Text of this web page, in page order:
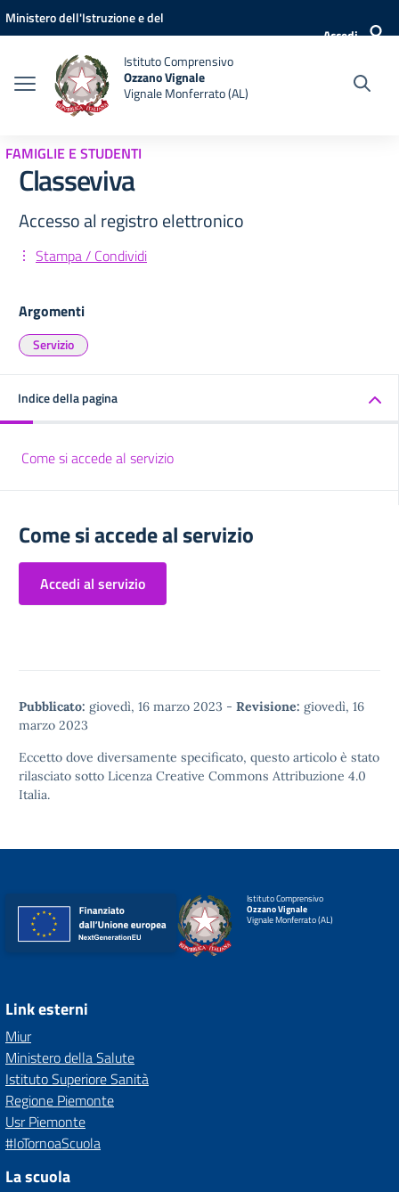
Vai ai contenuti
Vai al menu di navigazione
Vai al footer
Ministero dell'Istruzione e del
Accedi
Istituto Comprensivo
Ozzano Vignale
Vignale Monferrato (AL)
FAMIGLIE E STUDENTI
Classeviva
Accesso al registro elettronico
Stampa / Condividi
Argomenti
Servizio
Indice della pagina
Come si accede al servizio
Come si accede al servizio
Accedi al servizio
Pubblicato: giovedì, 16 marzo 2023 - Revisione: giovedì, 16
marzo 2023
Eccetto dove diversamente specificato, questo articolo è stato
rilasciato sotto Licenza Creative Commons Attribuzione 4.0
Italia.
Istituto Comprensivo
Ozzano Vignale
Vignale Monferrato (AL)
Link esterni
Miur
Ministero della Salute
Istituto Superiore Sanità
Regione Piemonte
Usr Piemonte
#IoTornoaScuola
La scuola